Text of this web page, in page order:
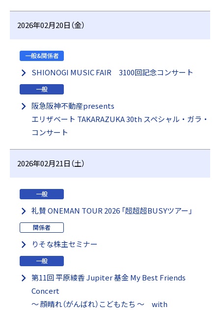
2026年02月20日（金）
一般&関係者
SHIONOGI MUSIC FAIR 3100回記念コンサート
一般
阪急阪神不動産presents
エリザベート TAKARAZUKA 30th スペシャル・ガラ・
コンサート
2026年02月21日（土）
一般
礼賛 ONEMAN TOUR 2026 「超超超BUSYツアー」
関係者
りそな株主セミナー
一般
第11回 平原綾香 Jupiter 基金 My Best Friends
Concert
〜 顔晴れ（がんばれ）こどもたち 〜 with